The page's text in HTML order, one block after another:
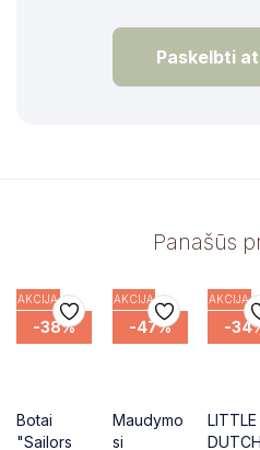
Paskelbti
Panašūs
-38%
AKCIJA
Botai
"Sailors
-47%
AKCIJA
Maudymo
si
-
AKCIJA
LITTLE
DUTCH